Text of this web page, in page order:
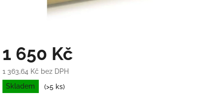
1 650 Kč
1 363,64 Kč bez DPH
Měrná
cena:
Skladem (>5 ks)